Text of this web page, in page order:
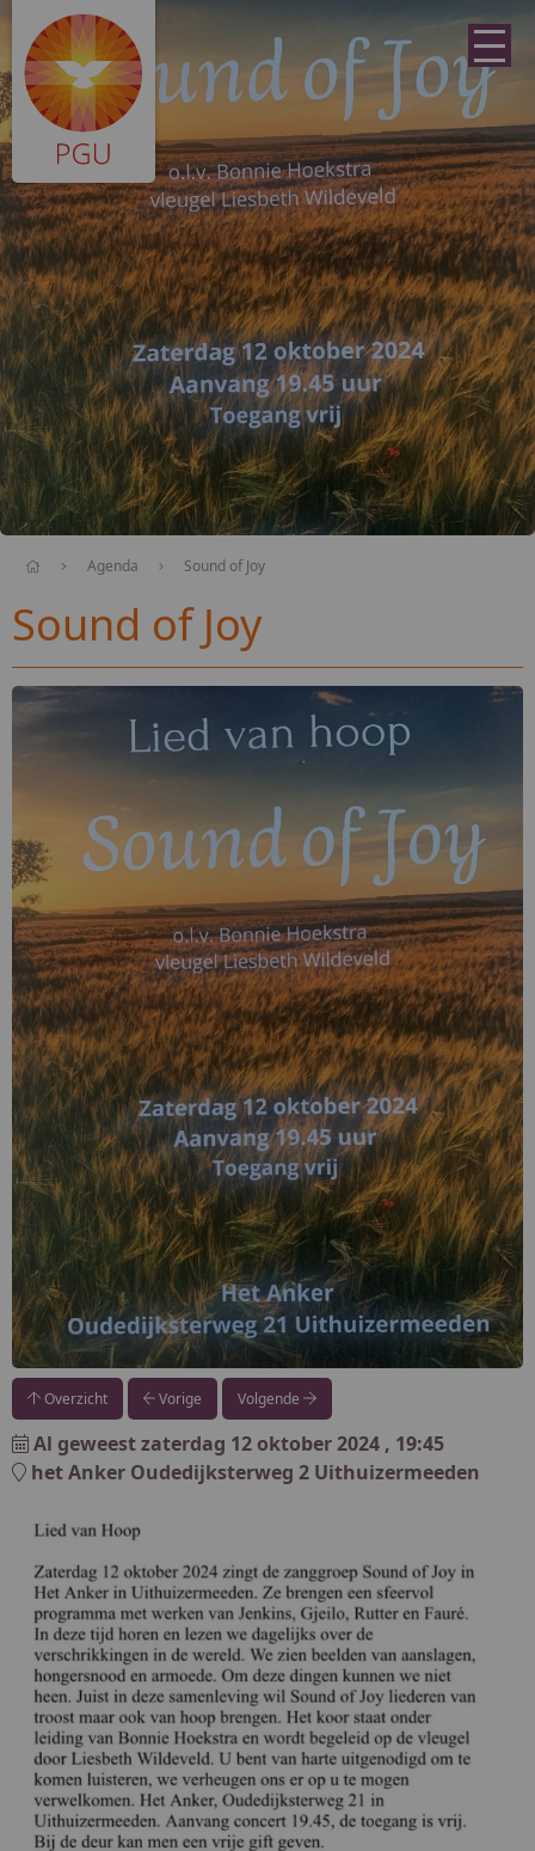
Agenda Sound of Joy
Sound of Joy
Overzicht Vorige Volgende
Al geweestzaterdag 12 oktober 2024 , 19:45
het Anker Oudedijksterweg 2 Uithuizermeeden